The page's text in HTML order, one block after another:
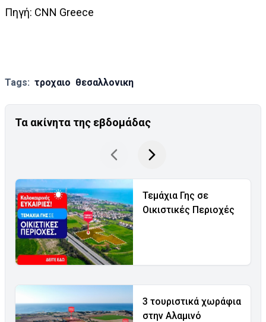
Πηγή: CNN Greece
Tags: τροχαιο θεσαλλονικη
Τα ακίνητα της εβδομάδας
Τεμάχια Γης σε
Οικιστικές Περιοχές
3 τουριστικά χωράφια
στην Αλαμινό